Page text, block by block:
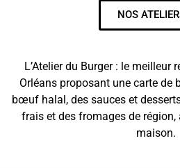
NOS
L’Atelier du Burger : le meilleur
Orléans proposant une carte de
bœuf halal, des sauces et
frais et des fromages de
maison.